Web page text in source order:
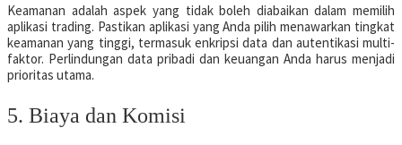
Keamanan adalah aspek yang tidak boleh diabaikan dalam memilih
aplikasi trading. Pastikan aplikasi yang Anda pilih menawarkan tingkat
keamanan yang tinggi, termasuk enkripsi data dan autentikasi multi-
faktor. Perlindungan data pribadi dan keuangan Anda harus menjadi
prioritas utama.
5. Biaya dan Komisi